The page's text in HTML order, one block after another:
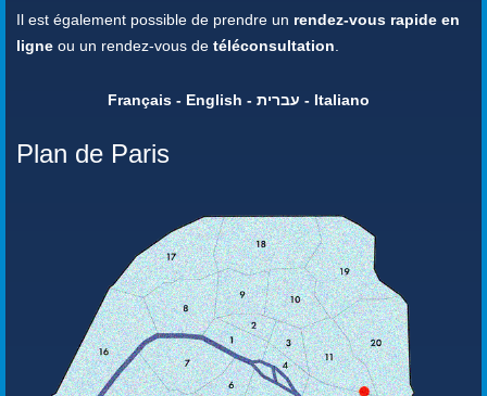
Il est également possible de prendre un rendez-vous rapide en
ligne ou un rendez-vous de téléconsultation
Français - English - עברית - Italiano
Plan de Paris